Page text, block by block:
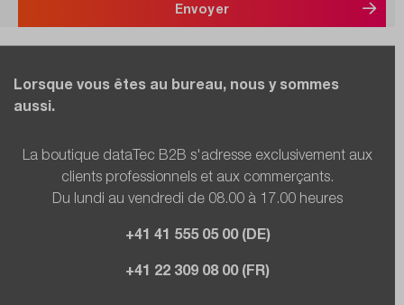
Envoyer
Lorsque vous êtes au bureau, nous y sommes
aussi.
La boutique dataTec B2B s'adresse exclusivement aux
clients professionnels et aux commerçants.
Du lundi au vendredi de 08.00 à 17.00 heures
+41 41 555 05 00 (DE)
+41 22 309 08 00 (FR)